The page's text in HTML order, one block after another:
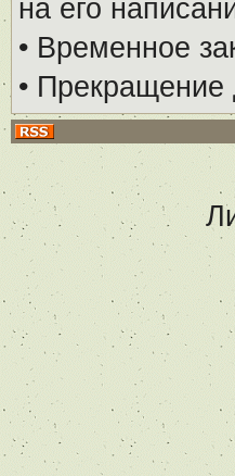
на его
• Временное
• Прекращение